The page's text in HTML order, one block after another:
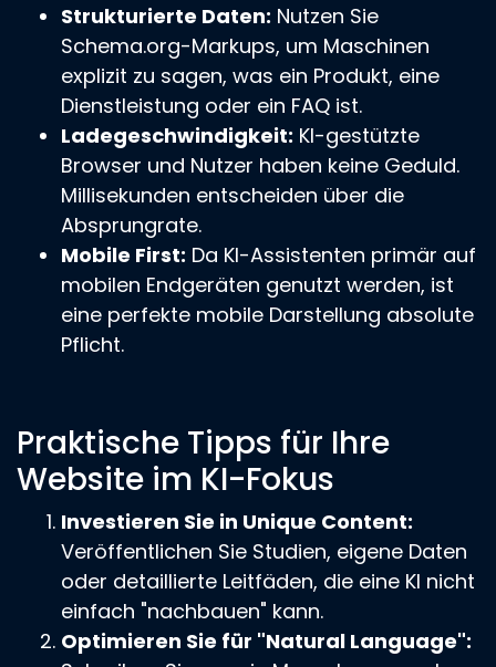
Strukturierte Daten: Nutzen Sie
Schema.org-Markups, um Maschinen
explizit zu sagen, was ein Produkt, eine
Dienstleistung oder ein FAQ ist.
Ladegeschwindigkeit: KI-gestützte
Browser und Nutzer haben keine Geduld.
Millisekunden entscheiden über die
Absprungrate.
Mobile First: Da KI-Assistenten primär auf
mobilen Endgeräten genutzt werden, ist
eine perfekte mobile Darstellung absolute
Pflicht.
Praktische Tipps für Ihre
Website im KI-Fokus
Investieren Sie in Unique Content:
Veröffentlichen Sie Studien, eigene Daten
oder detaillierte Leitfäden, die eine KI nicht
einfach "nachbauen" kann.
Optimieren Sie für "Natural Language":